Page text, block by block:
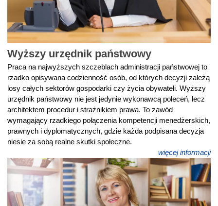
Wyższy urzędnik państwowy
Praca na najwyższych szczeblach administracji państwowej to
rzadko opisywana codzienność osób, od których decyzji zależą
losy całych sektorów gospodarki czy życia obywateli. Wyższy
urzędnik państwowy nie jest jedynie wykonawcą poleceń, lecz
architektem procedur i strażnikiem prawa. To zawód
wymagający rzadkiego połączenia kompetencji menedżerskich,
prawnych i dyplomatycznych, gdzie każda podpisana decyzja
niesie za sobą realne skutki społeczne.
więcej informacji